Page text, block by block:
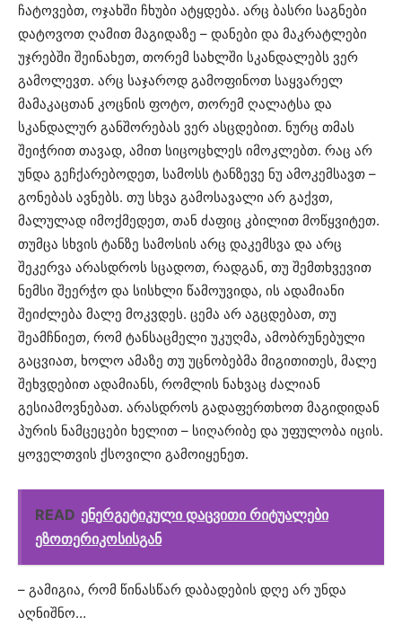
ჩატოვებთ, ოჯახში ჩხუბი ატყდება. არც ბასრი საგნები
დატოვოთ ღამით მაგიდაზე – დანები და მაკრატლები
უჯრებში შეინახეთ, თორემ სახლში სკანდალებს ვერ
გამოლევთ. არც საჯაროდ გამოფინოთ საყვარელ
მამაკაცთან კოცნის ფოტო, თორემ ღალატსა და
სკანდალურ განშორებას ვერ ასცდებით. ნურც თმას
შეიჭრით თავად, ამით სიცოცხლეს იმოკლებთ. რაც არ
უნდა გეჩქარებოდეთ, სამოსს ტანზევე ნუ ამოკემსავთ –
გონებას ავნებს. თუ სხვა გამოსავალი არ გაქვთ,
მალულად იმოქმედეთ, თან ძაფიც კბილით მოწყვიტეთ.
თუმცა სხვის ტანზე სამოსის არც დაკემსვა და არც
შეკერვა არასდროს სცადოთ, რადგან, თუ შემთხვევით
ნემსი შეერჭო და სისხლი წამოუვიდა, ის ადამიანი
შეიძლება მალე მოკვდეს. ცემა არ აგცდებათ, თუ
შეამჩნიეთ, რომ ტანსაცმელი უკუღმა, ამობრუნებული
გაცვიათ, ხოლო ამაზე თუ უცნობებმა მიგითითეს, მალე
შეხვდებით ადამიანს, რომლის ნახვაც ძალიან
გესიამოვნებათ. არასდროს გადაფერთხოთ მაგიდიდან
პურის ნამცეცები ხელით – სიღარიბე და უფულობა იცის.
ყოველთვის ქსოვილი გამოიყენეთ.
READ ენერგეტიკული დაცვითი რიტუალები
ეზოთერიკოსისგან
– გამიგია, რომ წინასწარ დაბადების დღე არ უნდა
აღნიშნო…